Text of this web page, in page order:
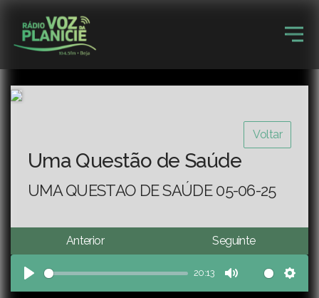
Voltar
Uma Questão de Saúde
UMA QUESTAO DE SAÚDE 05-06-25
Anterior Seguinte
Play
20:13
Mute